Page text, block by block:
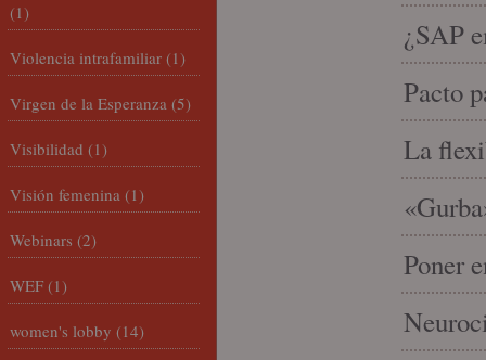
¿SAP
Pacto
La
Poner
(1)
Violencia intrafamiliar (1)
Virgen de la Esperanza (5)
Visibilidad (1)
Visión femenina (1)
Webinars (2)
WEF (1)
women's lobby (14)